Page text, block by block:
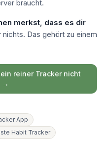
braucht.
merkst, dass es dir
nichts. Das gehört zu einem
reiner Tracker nicht
→
App
Habit Tracker